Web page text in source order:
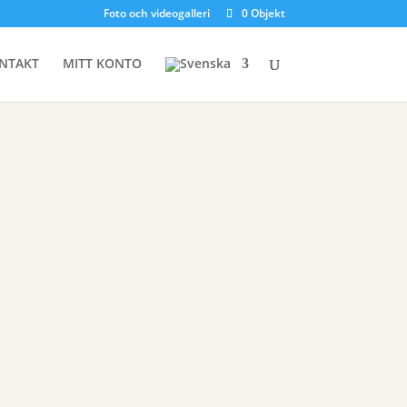
Foto och videogalleri 0 Objekt
MITT KONTO